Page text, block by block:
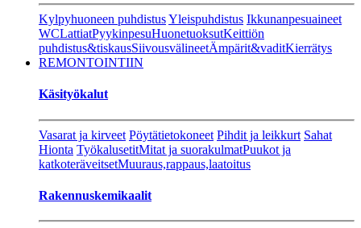
Kylpyhuoneen puhdistusYleispuhdistus Ikkunanpesuaineet
WCLattiatPyykinpesuHuonetuoksutKeittiön
puhdistus&tiskausSiivousvälineetÄmpärit&vaditKierrätys
REMONTOINTIIN
Käsityökalut
Vasarat ja kirveet Pöytätietokoneet Pihdit ja leikkurt Sahat
Hionta TyökalusetitMitat ja suorakulmatPuukot ja
katkoteräveitsetMuuraus,rappaus,laatoitus
Rakennuskemikaalit